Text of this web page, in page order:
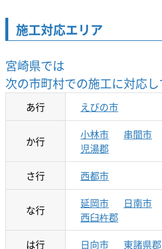
施工対応エリア
宮崎県では
次の市町村での施工に対応し
あ行 えびの市
か行 小林市 串間市
児湯郡
さ行
西都市
な行 延岡市 日南市
西臼杵郡
は行
日向市 東諸県郡